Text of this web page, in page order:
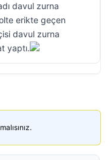
davul zurna
erikte geçen
davul zurna
yaptı.